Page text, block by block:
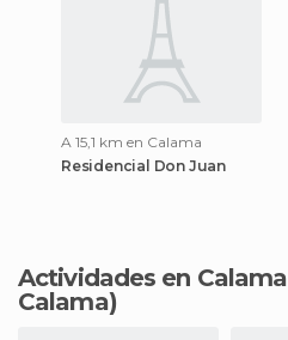
A 15,1 km en Calama
Residencial Don Juan
Actividades en Calama
Calama)